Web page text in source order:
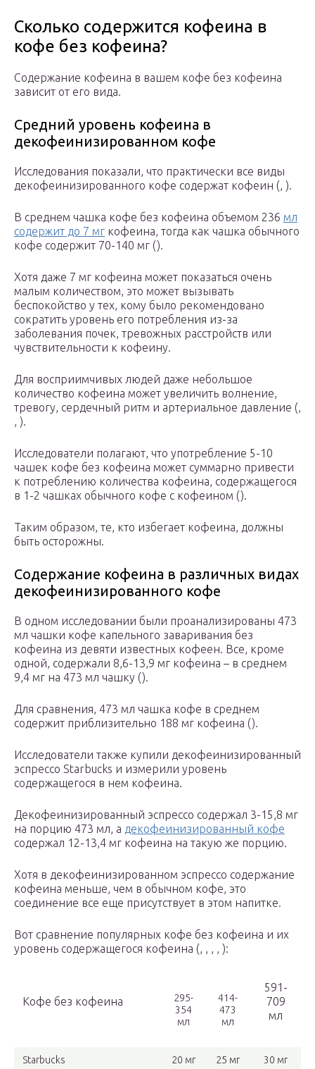
Сколько содержится кофеина в
кофе без кофеина?
Содержание кофеина в вашем кофе без кофеина
зависит от его вида.
Средний уровень кофеина в
декофеинизированном кофе
Исследования показали, что практически все виды
декофеинизированного кофе содержат кофеин (, ).
В среднем чашка кофе без кофеина объемом 236 мл
содержит до 7 мг кофеина, тогда как чашка обычного
кофе содержит 70-140 мг ().
Хотя даже 7 мг кофеина может показаться очень
малым количеством, это может вызывать
беспокойство у тех, кому было рекомендовано
сократить уровень его потребления из-за
заболевания почек, тревожных расстройств или
чувствительности к кофеину.
Для восприимчивых людей даже небольшое
количество кофеина может увеличить волнение,
тревогу, сердечный ритм и артериальное давление (,
, ).
Исследователи полагают, что употребление 5-10
чашек кофе без кофеина может суммарно привести
к потреблению количества кофеина, содержащегося
в 1-2 чашках обычного кофе с кофеином ().
Таким образом, те, кто избегает кофеина, должны
быть осторожны.
Содержание кофеина в различных видах
декофеинизированного кофе
В одном исследовании были проанализированы 473
мл чашки кофе капельного заваривания без
кофеина из девяти известных кофеен. Все, кроме
одной, содержали 8,6-13,9 мг кофеина – в среднем
9,4 мг на 473 мл чашку ().
Для сравнения, 473 мл чашка кофе в среднем
содержит приблизительно 188 мг кофеина ().
Исследователи также купили декофеинизированный
эспрессо Starbucks и измерили уровень
содержащегося в нем кофеина.
Декофеинизированный эспрессо содержал 3-15,8 мг
на порцию 473 мл, а декофеинизированный кофе
содержал 12-13,4 мг кофеина на такую же порцию.
Хотя в декофеинизированном эспрессо содержание
кофеина меньше, чем в обычном кофе, это
соединение все еще присутствует в этом напитке.
Вот сравнение популярных кофе без кофеина и их
уровень содержащегося кофеина (, , , , ):
Кофе без кофеина
295-
354
мл
414-
473
мл
591-
709
мл
Starbucks 20 мг 25 мг 30 мг